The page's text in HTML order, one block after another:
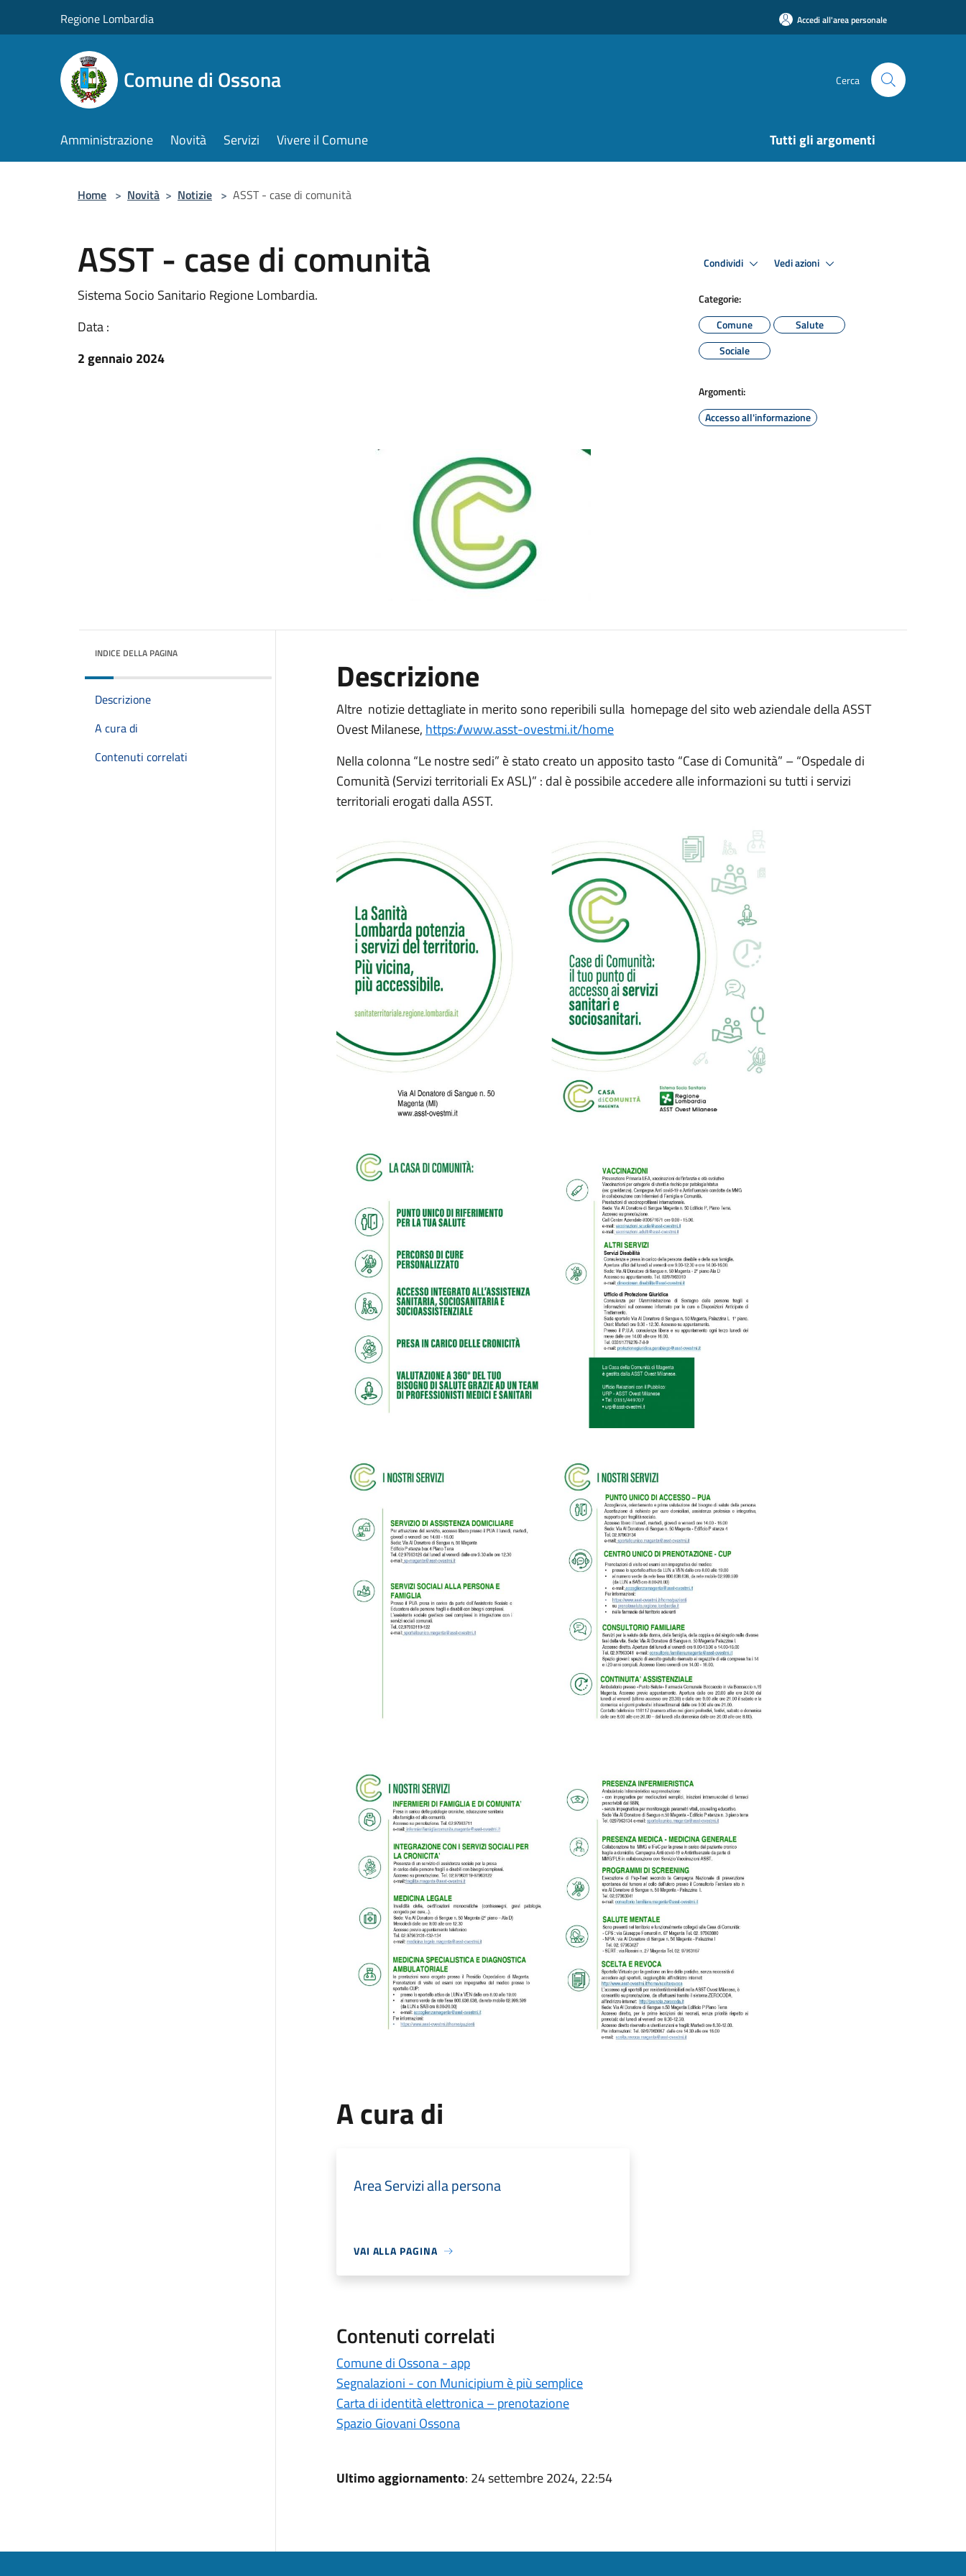
Regione Lombardia Accedi all'area personale
Comune di Ossona Cerca
Amministrazione Novità Servizi Vivere il Comune Tutti gli argomenti
Home > Novità > Notizie > ASST - case di comunità
ASST - case di comunità
Sistema Socio Sanitario Regione Lombardia.
Data :
2 gennaio 2024
Condividi Vedi azioni
Categorie:
Comune
Salute
Sociale
Argomenti:
Accesso all'informazione
INDICE DELLA PAGINA
Descrizione
A cura di
Contenuti correlati
Descrizione
Altre notizie dettagliate in merito sono reperibili sulla homepage del sito web aziendale della ASST
Ovest Milanese, https://www.asst-ovestmi.it/home
Nella colonna “Le nostre sedi” è stato creato un apposito tasto “Case di Comunità” – “Ospedale di
Comunità (Servizi territoriali Ex ASL)” : dal è possibile accedere alle informazioni su tutti i servizi
territoriali erogati dalla ASST.
A cura di
Area Servizi alla persona
VAI ALLA PAGINA
Contenuti correlati
Comune di Ossona - app
Segnalazioni - con Municipium è più semplice
Carta di identità elettronica – prenotazione
Spazio Giovani Ossona
Ultimo aggiornamento: 24 settembre 2024, 22:54